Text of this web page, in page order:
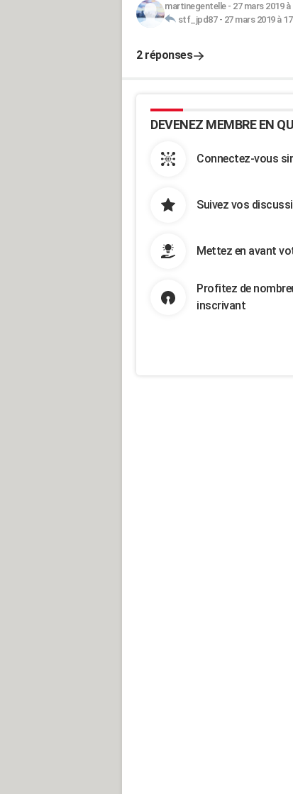
martinegentelle- 27 mars 2019 à
stf_jpd87- 27 mars 2019 à
2 réponses
DEVENEZ MEMBRE EN
Connectez-vous
Suivez vos
Mettez en avant
Profitez de
inscrivant